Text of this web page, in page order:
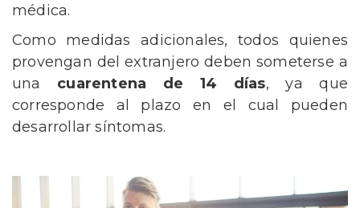
médica.
Como medidas adicionales, todos quienes
provengan del extranjero deben someterse a
una cuarentena de 14 días, ya que
corresponde al plazo en el cual pueden
desarrollar síntomas.